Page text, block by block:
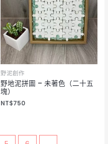
野泥創作
野地泥拼圖 – 未著色（二十五
塊）
NT$750